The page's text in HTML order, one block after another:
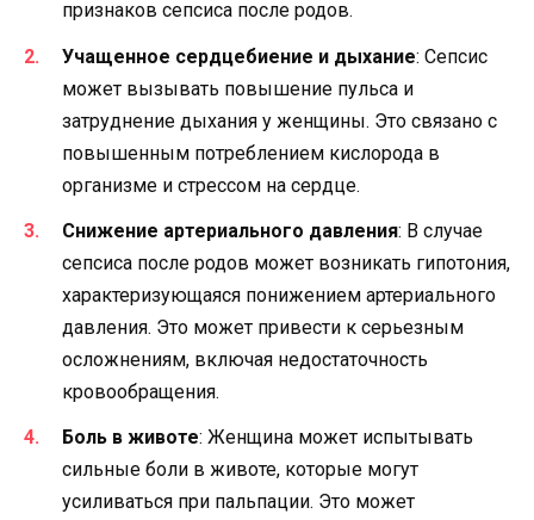
признаков сепсиса после родов.
Учащенное сердцебиение и дыхание: Сепсис
может вызывать повышение пульса и
затруднение дыхания у женщины. Это связано с
повышенным потреблением кислорода в
организме и стрессом на сердце.
Снижение артериального давления: В случае
сепсиса после родов может возникать гипотония,
характеризующаяся понижением артериального
давления. Это может привести к серьезным
осложнениям, включая недостаточность
кровообращения.
Боль в животе: Женщина может испытывать
сильные боли в животе, которые могут
усиливаться при пальпации. Это может